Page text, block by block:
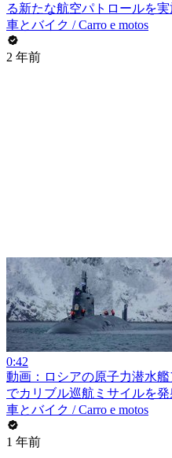
る新たな航空パトロールを実
車とバイク / Carro e motos
2 年前
0:42
動画：ロシアの原子力潜水
でカリブル巡航ミサイルを発
車とバイク / Carro e motos
1 年前